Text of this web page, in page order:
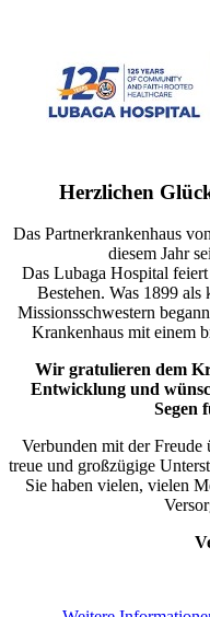
Herzlichen
Das Partnerkrankenhaus
diesem Jahr
Das Lubaga Hospital
Bestehen. Was 1899
Missionsschwestern
Krankenhaus mit einem
Wir gratulieren dem
Entwicklung und
Segen
Verbunden mit der
treue und großzügige
Sie haben vielen, vielen